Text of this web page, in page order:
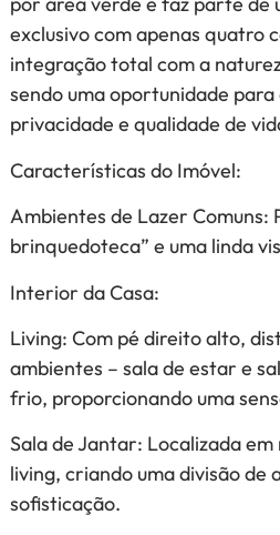
exclusivo com apenas quatro
integração total com a
sendo uma oportunidade para
privacidade e qualidade de
Características do Imóvel:
Ambientes de Lazer Comuns:
brinquedoteca” e uma linda
Interior da Casa:
Living: Com pé direito alto,
ambientes – sala de estar e
frio, proporcionando uma
Sala de Jantar: Localizada
living, criando uma divisão de
sofisticação.